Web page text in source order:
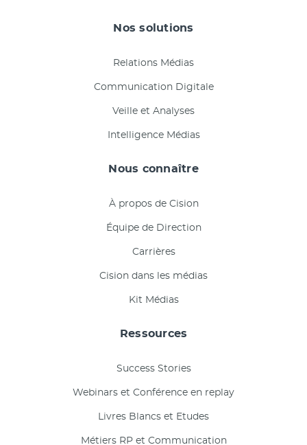
Nos solutions
Relations Médias
Communication Digitale
Veille et Analyses
Intelligence Médias
Nous connaître
À propos de Cision
Équipe de Direction
Carrières
Cision dans les médias
Kit Médias
Ressources
Success Stories
Webinars et Conférence en replay
Livres Blancs et Etudes
Métiers RP et Communication